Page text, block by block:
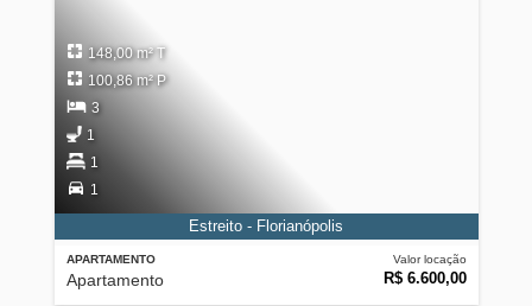
APARTAMENTO
Apartamento
Valor locação
R$ 6.600,00
148,00 m² T
100,86 m² P
3
1
1
1
Estreito - Florianópolis